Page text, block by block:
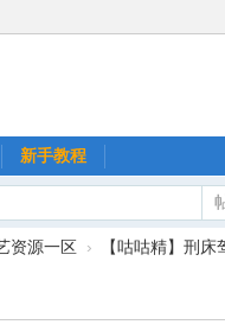
新手教程
资源一区 › 【咕咕精】刑